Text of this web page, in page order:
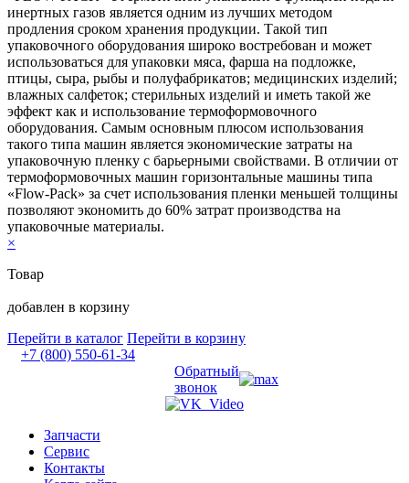
инертных газов является одним из лучших методом
продления сроком хранения продукции. Такой тип
упаковочного оборудования широко востребован и может
использоваться для упаковки мяса, фарша на подложке,
птицы, сыра, рыбы и полуфабрикатов; медицинских изделий;
влажных салфеток; стерильных изделий и иметь такой же
эффект как и использование термоформовочного
оборудования. Самым основным плюсом использования
такого типа машин является экономические затраты на
упаковочную пленку с барьерными свойствами. В отличии от
термоформовочных машин горизонтальные машины типа
«Flow-Pack» за счет использования пленки меньшей толщины
позволяют экономить до 60% затрат производства на
упаковочные материалы.
×
Товар
добавлен в корзину
Перейти в каталог Перейти в корзину
+7 (800) 550-61-34
Обратный
звонок
Запчасти
Сервис
Контакты